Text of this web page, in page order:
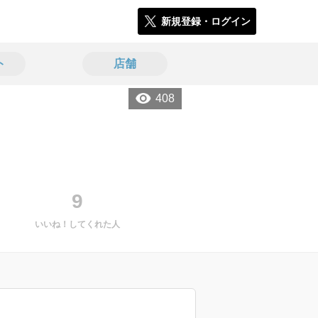
新規登録・ログイン
店舗
408
9
いいね！してくれた人